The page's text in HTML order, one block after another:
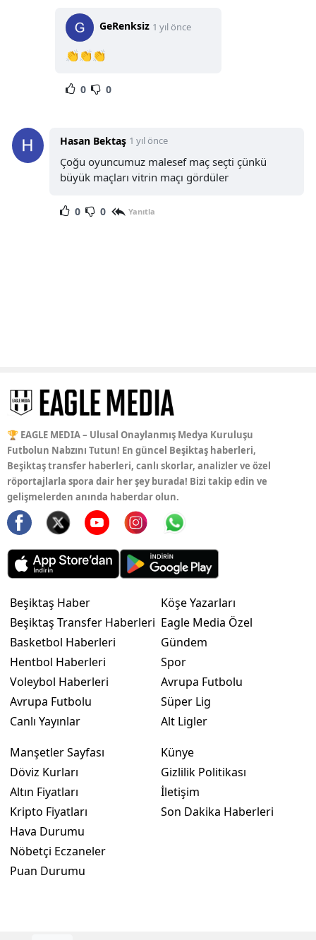
GeRenksiz 1 yıl önce
👏👏👏
0 0
Hasan Bektaş 1 yıl önce
Çoğu oyuncumuz malesef maç seçti çünkü
büyük maçları vitrin maçı gördüler
0 0 Yanıtla
🏆 EAGLE MEDIA – Ulusal Onaylanmış Medya Kuruluşu
Futbolun Nabzını Tutun! En güncel Beşiktaş haberleri,
Beşiktaş transfer haberleri, canlı skorlar, analizler ve özel
röportajlarla spora dair her şey burada! Bizi takip edin ve
gelişmelerden anında haberdar olun.
Beşiktaş Haber
Beşiktaş Transfer Haberleri
Basketbol Haberleri
Hentbol Haberleri
Voleybol Haberleri
Avrupa Futbolu
Canlı Yayınlar
Köşe Yazarları
Eagle Media Özel
Gündem
Spor
Avrupa Futbolu
Süper Lig
Alt Ligler
Manşetler Sayfası
Döviz Kurları
Altın Fiyatları
Kripto Fiyatları
Hava Durumu
Nöbetçi Eczaneler
Puan Durumu
Künye
Gizlilik Politikası
İletişim
Son Dakika Haberleri